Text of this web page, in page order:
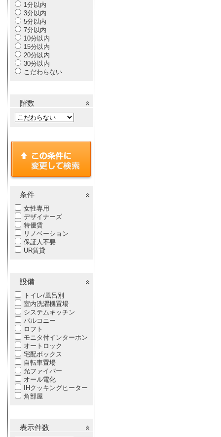
1分以内
3分以内
5分以内
7分以内
10分以内
15分以内
20分以内
30分以内
こだわらない
階数
条件
女性専用
デザイナーズ
特優賃
リノベーション
保証人不要
UR賃貸
設備
トイレ/風呂別
室内洗濯機置場
システムキッチン
バルコニー
ロフト
モニタ付インターホン
オートロック
宅配ボックス
自転車置場
光ファイバー
オール電化
IHクッキングヒーター
角部屋
表示件数